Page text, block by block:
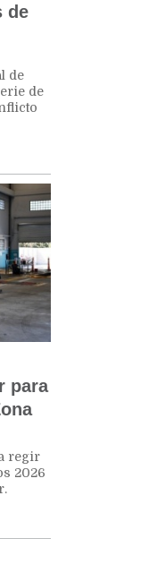
de
de
de
para
regir
2026